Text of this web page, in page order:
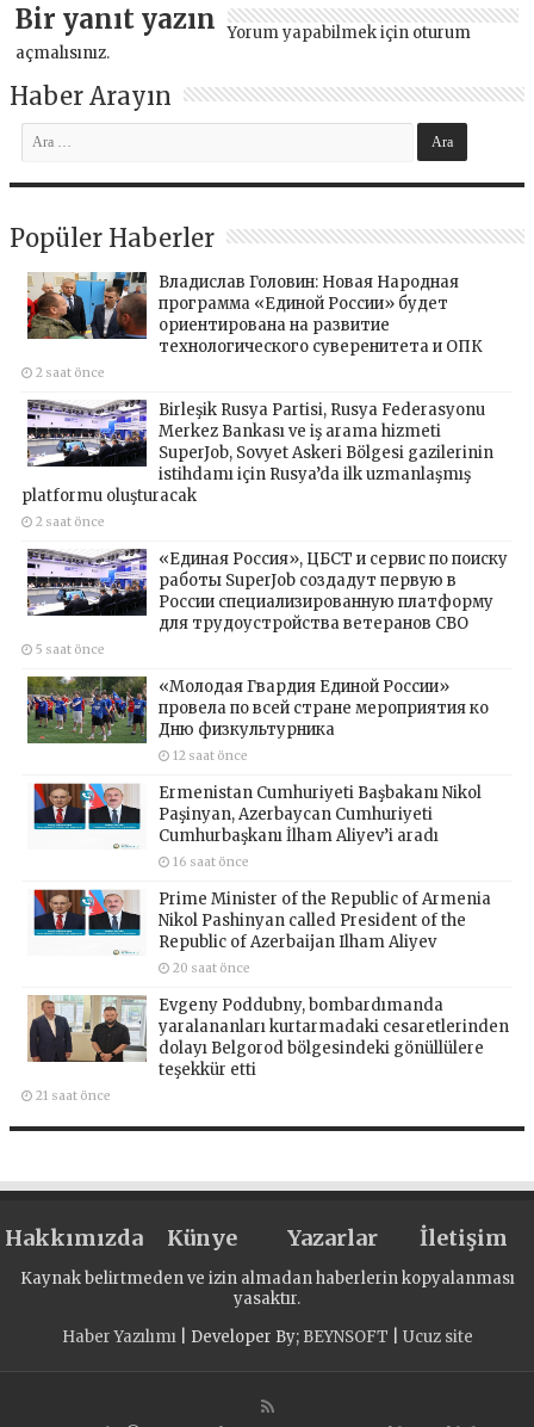
Bir yanıt yazın Yorum yapabilmek için oturum
açmalısınız.
Haber Arayın
Popüler Haberler
Владислав Головин: Новая Народная
программа «Единой России» будет
ориентирована на развитие
технологического суверенитета и ОПК
2 saat önce
Birleşik Rusya Partisi, Rusya Federasyonu
Merkez Bankası ve iş arama hizmeti
SuperJob, Sovyet Askeri Bölgesi gazilerinin
istihdamı için Rusya’da ilk uzmanlaşmış
platformu oluşturacak
2 saat önce
«Единая Россия», ЦБСТ и сервис по поиску
работы SuperJob создадут первую в
России специализированную платформу
для трудоустройства ветеранов СВО
5 saat önce
«Молодая Гвардия Единой России»
провела по всей стране мероприятия ко
Дню физкультурника
12 saat önce
Ermenistan Cumhuriyeti Başbakanı Nikol
Paşinyan, Azerbaycan Cumhuriyeti
Cumhurbaşkanı İlham Aliyev’i aradı
16 saat önce
Prime Minister of the Republic of Armenia
Nikol Pashinyan called President of the
Republic of Azerbaijan Ilham Aliyev
20 saat önce
Evgeny Poddubny, bombardımanda
yaralananları kurtarmadaki cesaretlerinden
dolayı Belgorod bölgesindeki gönüllülere
teşekkür etti
21 saat önce
Hakkımızda Künye Yazarlar İletişim
Kaynak belirtmeden ve izin almadan haberlerin kopyalanması
yasaktır.
Haber Yazılımı| Developer By; BEYNSOFT Ucuz site